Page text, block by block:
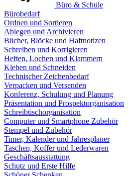
Büro & Schule
Bürobedarf
Ordnen und Sortieren
Ablegen und Archivieren
Bücher, Blöcke und Haftnotizen
Schreiben und Korrigieren
Heften, Lochen und Klammern
Kleben und Schneiden
Technischer Zeichenbedarf
Verpacken und Versenden
Konferenz, Schulung und Planung
Präsentation und Prospektorganisation
Schreibtischorganisation
Computer und Smartphone Zubehör
Stempel und Zubehör
Timer, Kalender und Jahresplaner
Taschen, Koffer und Lederwaren
Geschäftsausstattung
Schutz und Erste Hilfe